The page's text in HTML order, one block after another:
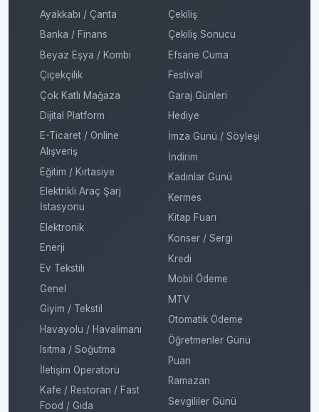
Ayakkabı / Çanta
Banka / Finans
Beyaz Eşya / Kombi
Çiçekçilik
Çok Katlı Mağaza
Dijital Platform
E-Ticaret / Online
Alışveriş
Eğitim / Kırtasiye
Elektrikli Araç Şarj
İstasyonu
Elektronik
Enerji
Ev Tekstili
Genel
Giyim / Tekstil
Havayolu / Havalimanı
Isıtma / Soğutma
İletişim Operatörü
Kafe / Restoran / Fast
Food / Gıda
Çekiliş
Çekiliş Sonucu
Efsane Cuma
Festival
Garaj Günleri
Hediye
İmza Günü / Söyleşi
İndirim
Kadınlar Günü
Kermes
Kitap Fuarı
Konser / Sergi
Kredi
Mobil Ödeme
MTV
Otomatik Ödeme
Öğretmenler Günü
Puan
Ramazan
Sevgililer Günü